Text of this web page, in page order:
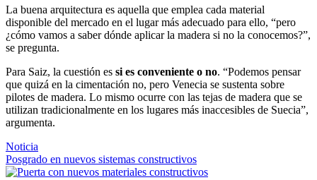
La buena arquitectura es aquella que emplea cada material
disponible del mercado en el lugar más adecuado para ello, “pero
¿cómo vamos a saber dónde aplicar la madera si no la conocemos?”,
se pregunta.
Para Saiz, la cuestión es si es conveniente o no. “Podemos pensar
que quizá en la cimentación no, pero Venecia se sustenta sobre
pilotes de madera. Lo mismo ocurre con las tejas de madera que se
utilizan tradicionalmente en los lugares más inaccesibles de Suecia”,
argumenta.
Noticia
Posgrado en nuevos sistemas constructivos